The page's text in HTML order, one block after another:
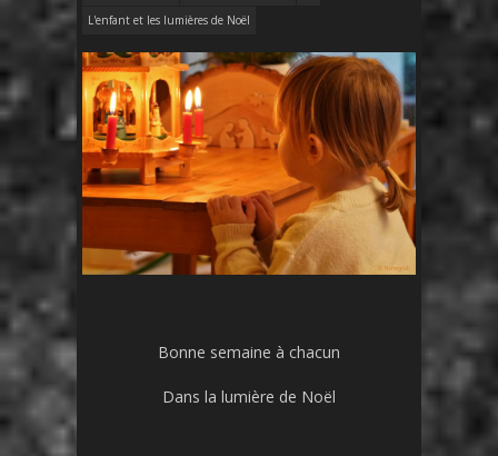
L'enfant et les lumières de Noël
Bonne semaine à chacun
Dans la lumière de Noël